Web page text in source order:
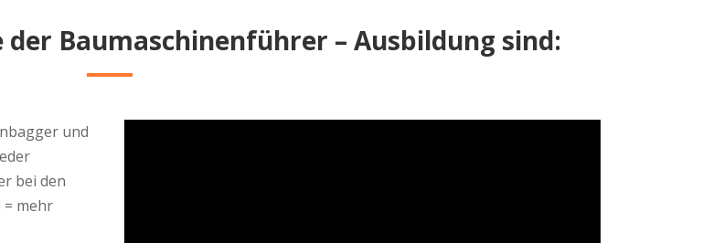
Baumaschinenführer – Ausbildung sind:
und
bei den
= mehr